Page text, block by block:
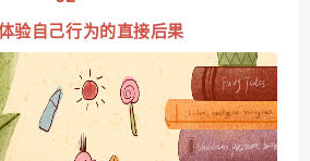
验自己行为的直接后果